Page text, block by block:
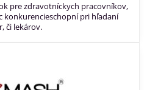
pre zdravotníckych pracovníkov,
konkurencieschopní pri hľadaní
či lekárov.